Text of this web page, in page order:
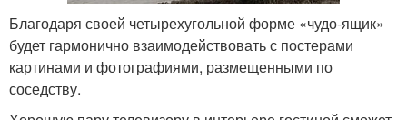
Благодаря своей четырехугольной форме «чудо-ящик»
будет гармонично взаимодействовать с постерами
картинами и фотографиями, размещенными по
соседству.